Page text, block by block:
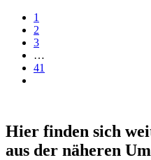
1
2
3
…
41
Hier finden sich
aus der näheren